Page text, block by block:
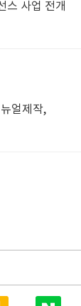
스 사업 전개
얼제작,